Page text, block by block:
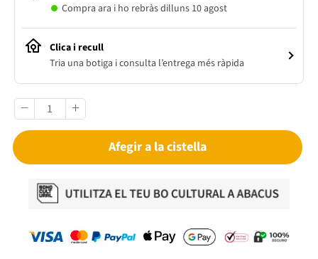
Compra ara i ho rebràs dilluns 10 agost
Clica i recull
Tria una botiga i consulta l’entrega més ràpida
Afegir a la cistella